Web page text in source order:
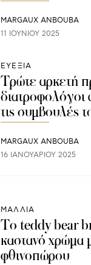
MARGAUX ANBOUBA
11 ΙΟΥΝΊΟΥ 2025
ΕΥΕΞΙΑ
Τρώτε αρκετή
τις συμβουλές
MARGAUX ANBOUBA
16 ΙΑΝΟΥΑΡΊΟΥ 2025
ΜΑΛΛΙΑ
Το teddy bear
καστανό χρώμα
φθινοπώρου